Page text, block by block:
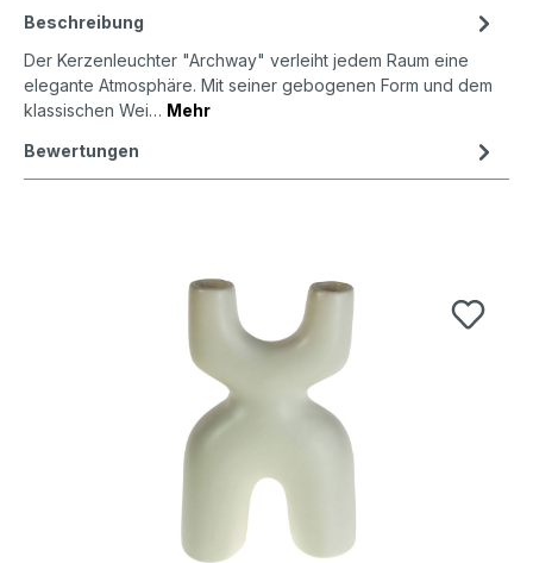
Beschreibung
Der Kerzenleuchter "Archway" verleiht jedem Raum eine
elegante Atmosphäre. Mit seiner gebogenen Form und dem
klassischen Wei… Mehr
Bewertungen